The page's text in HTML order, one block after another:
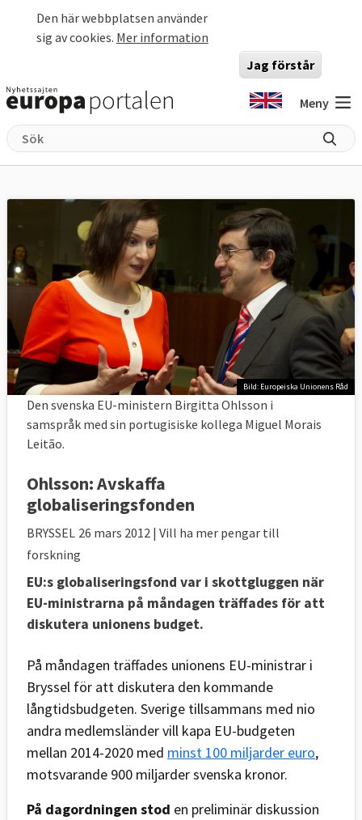
Den här webbplatsen använder
sig av cookies. Mer information
Jag förstår
Meny
Bild: Europeiska Unionens Råd
Den svenska EU-ministern Birgitta Ohlsson i
samspråk med sin portugisiske kollega Miguel Morais
Leitão.
Ohlsson: Avskaffa
globaliseringsfonden
BRYSSEL 26 mars 2012 | Vill ha mer pengar till
forskning
EU:s globaliseringsfond var i skottgluggen när
EU-ministrarna på måndagen träffades för att
diskutera unionens budget.
På måndagen träffades unionens EU-ministrar i
Bryssel för att diskutera den kommande
långtidsbudgeten. Sverige tillsammans med nio
andra medlemsländer vill kapa EU-budgeten
mellan 2014-2020 med minst 100 miljarder euro,
motsvarande 900 miljarder svenska kronor.
På dagordningen stod en preliminär diskussion